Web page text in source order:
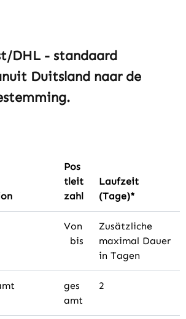
DHL - standaard
Duitsland naar de
Pos
tleit
zahl
Laufzeit
(Tage)*
Von
bis
Zusätzliche
maximal Dauer
in Tagen
ges
amt
2